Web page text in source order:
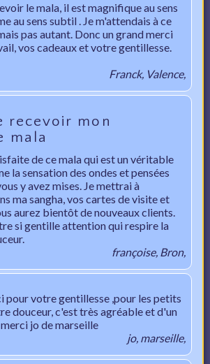
le mala, il est magnifique au sens
au sens subtil . Je m'attendais à ce
pas autant. Donc un grand merci
vos cadeaux et votre gentillesse.
Franck, Valence,
recevoir mon
mala
de ce mala qui est un véritable
la sensation des ondes et pensées
y avez mises. Je mettrai à
ma sangha, vos cartes de visite et
aurez bientôt de nouveaux clients.
si gentille attention qui respire la
françoise, Bron,
pour votre gentillesse ,pour les petits
douceur, c'est très agréable et d'un
jo de marseille
jo, marseille,